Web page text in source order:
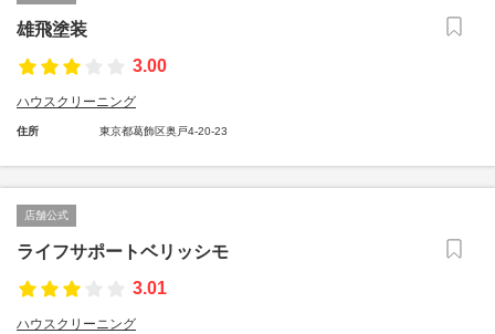
雄飛塗装
3.00
ハウスクリーニング
住所 東京都葛飾区奥戸4-20-23
店舗公式
ライフサポートベリッシモ
3.01
ハウスクリーニング